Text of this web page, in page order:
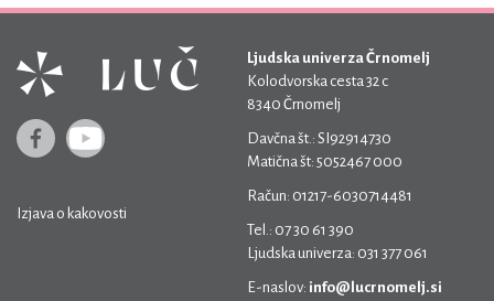
Izjava o kakovosti
Ljudska univerza Črnomelj
Kolodvorska cesta 32 c
8340 Črnomelj
Davčna št.: SI92914730
Matična št: 5052467 000
Račun: 01217-6030714481
Tel.: 07 30 61 390
Ljudska univerza: 031 377 061
E-naslov: info@lucrnomelj.si